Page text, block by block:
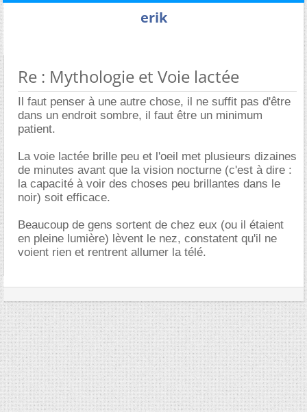
erik
Re : Mythologie et Voie lactée
Il faut penser à une autre chose, il ne suffit pas d'être
dans un endroit sombre, il faut être un minimum
patient.
La voie lactée brille peu et l'oeil met plusieurs dizaines
de minutes avant que la vision nocturne (c'est à dire :
la capacité à voir des choses peu brillantes dans le
noir) soit efficace.
Beaucoup de gens sortent de chez eux (ou il étaient
en pleine lumière) lèvent le nez, constatent qu'il ne
voient rien et rentrent allumer la télé.